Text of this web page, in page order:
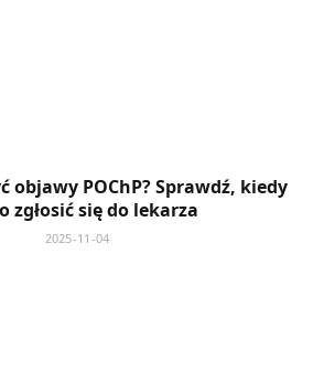
objawy POChP? Sprawdź, kiedy
zgłosić się do lekarza
2025-11-04